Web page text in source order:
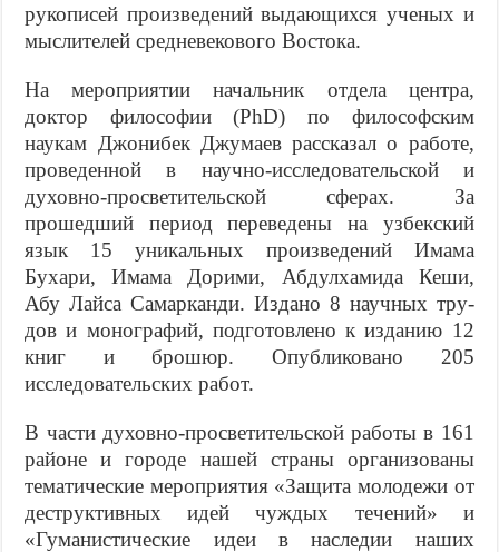
руко­писей произведений выдающихся ученых и
мыслителей средневекового Востока.
На мероприятии начальник отдела центра,
доктор философии (PhD) по философским
наукам Джонибек Джумаев рассказал о работе,
проведенной в научно-исследовательской и
духовно-про­светительской сферах. За
прошедший период переведены на узбекский
язык 15 уникальных произведений Имама
Бухари, Имама Дорими, Абдулхамида Кеши,
Абу Лайса Самарканди. Издано 8 научных тру­
дов и монографий, подготовлено к изда­нию 12
книг и брошюр. Опубликовано 205
исследовательских работ.
В части духовно-просветительской работы в 161
районе и городе нашей страны организованы
тематические мероприятия «Защита молодежи от
деструктивных идей чуждых течений» и
«Гуманистические идеи в наследии наших